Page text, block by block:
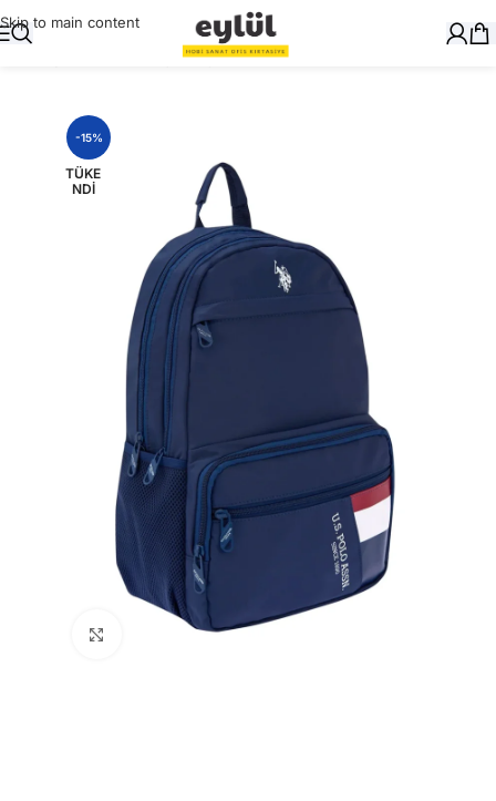
Skip to main content
Okul Gereçleri/Çanta
-15%
TÜKE
NDI
Büyütmek için tıklayın